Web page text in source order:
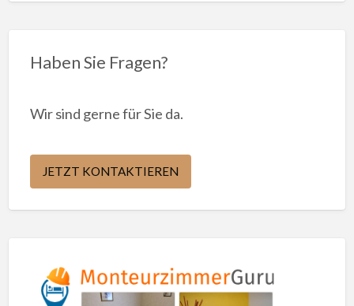
Haben Sie Fragen?
Wir sind gerne für Sie da.
JETZT KONTAKTIEREN